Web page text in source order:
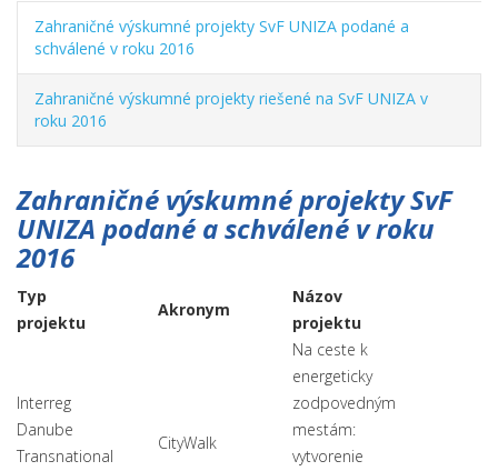
Zahraničné výskumné projekty SvF UNIZA podané a
schválené v roku 2016
Zahraničné výskumné projekty riešené na SvF UNIZA v
roku 2016
Zahraničné výskumné projekty SvF
UNIZA podané a schválené v roku
2016
Typ
projektu
Akronym
Názov
projektu
Interreg
Danube
Transnational
CityWalk
Na ceste k
energeticky
zodpovedným
mestám:
vytvorenie